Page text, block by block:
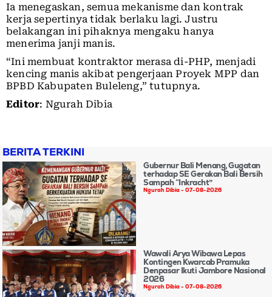
Ia menegaskan, semua mekanisme dan kontrak
kerja sepertinya tidak berlaku lagi. Justru
belakangan ini pihaknya mengaku hanya
menerima janji manis.
“Ini membuat kontraktor merasa di-PHP, menjadi
kencing manis akibat pengerjaan Proyek MPP dan
BPBD Kabupaten Buleleng,” tutupnya.
Editor: Ngurah Dibia
BERITA TERKINI
Gubernur Bali Menang, Gugatan
terhadap SE Gerakan Bali Bersih
Sampah “Inkracht”
Ngurah Dibia 07-08-2026
Wawali Arya Wibawa Lepas
Kontingen Kwarcab Pramuka
Denpasar Ikuti Jambore Nasional
2026
Ngurah Dibia 07-08-2026